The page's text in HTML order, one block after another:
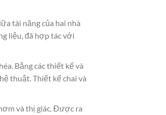
tài năng của hai nhà
liệu, đã hợp tác với
Bằng các thiết kế và
thuật. Thiết kế chai và
và thị giác. Được ra